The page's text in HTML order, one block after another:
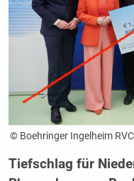
© Boehringer Ingelheim
Tiefschlag für